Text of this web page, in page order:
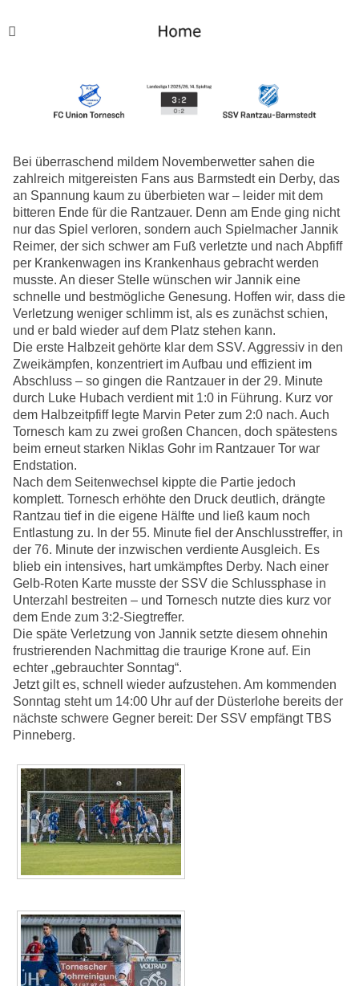
Bei überraschend mildem Novemberwetter sahen die
zahlreich mitgereisten Fans aus Barmstedt ein Derby, das
an Spannung kaum zu überbieten war – leider mit dem
bitteren Ende für die Rantzauer. Denn am Ende ging nicht
nur das Spiel verloren, sondern auch Spielmacher Jannik
Reimer, der sich schwer am Fuß verletzte und nach Abpfiff
per Krankenwagen ins Krankenhaus gebracht werden
musste. An dieser Stelle wünschen wir Jannik eine
schnelle und bestmögliche Genesung. Hoffen wir, dass die
Verletzung weniger schlimm ist, als es zunächst schien,
und er bald wieder auf dem Platz stehen kann.
Die erste Halbzeit gehörte klar dem SSV. Aggressiv in den
Zweikämpfen, konzentriert im Aufbau und effizient im
Abschluss – so gingen die Rantzauer in der 29. Minute
durch Luke Hubach verdient mit 1:0 in Führung. Kurz vor
dem Halbzeitpfiff legte Marvin Peter zum 2:0 nach. Auch
Tornesch kam zu zwei großen Chancen, doch spätestens
beim erneut starken Niklas Gohr im Rantzauer Tor war
Endstation.
Nach dem Seitenwechsel kippte die Partie jedoch
komplett. Tornesch erhöhte den Druck deutlich, drängte
Rantzau tief in die eigene Hälfte und ließ kaum noch
Entlastung zu. In der 55. Minute fiel der Anschlusstreffer, in
der 76. Minute der inzwischen verdiente Ausgleich. Es
blieb ein intensives, hart umkämpftes Derby. Nach einer
Gelb-Roten Karte musste der SSV die Schlussphase in
Unterzahl bestreiten – und Tornesch nutzte dies kurz vor
dem Ende zum 3:2-Siegtreffer.
Die späte Verletzung von Jannik setzte diesem ohnehin
frustrierenden Nachmittag die traurige Krone auf. Ein
echter „gebrauchter Sonntag“.
Jetzt gilt es, schnell wieder aufzustehen. Am kommenden
Sonntag steht um 14:00 Uhr auf der Düsterlohe bereits der
nächste schwere Gegner bereit: Der SSV empfängt TBS
Pinneberg.